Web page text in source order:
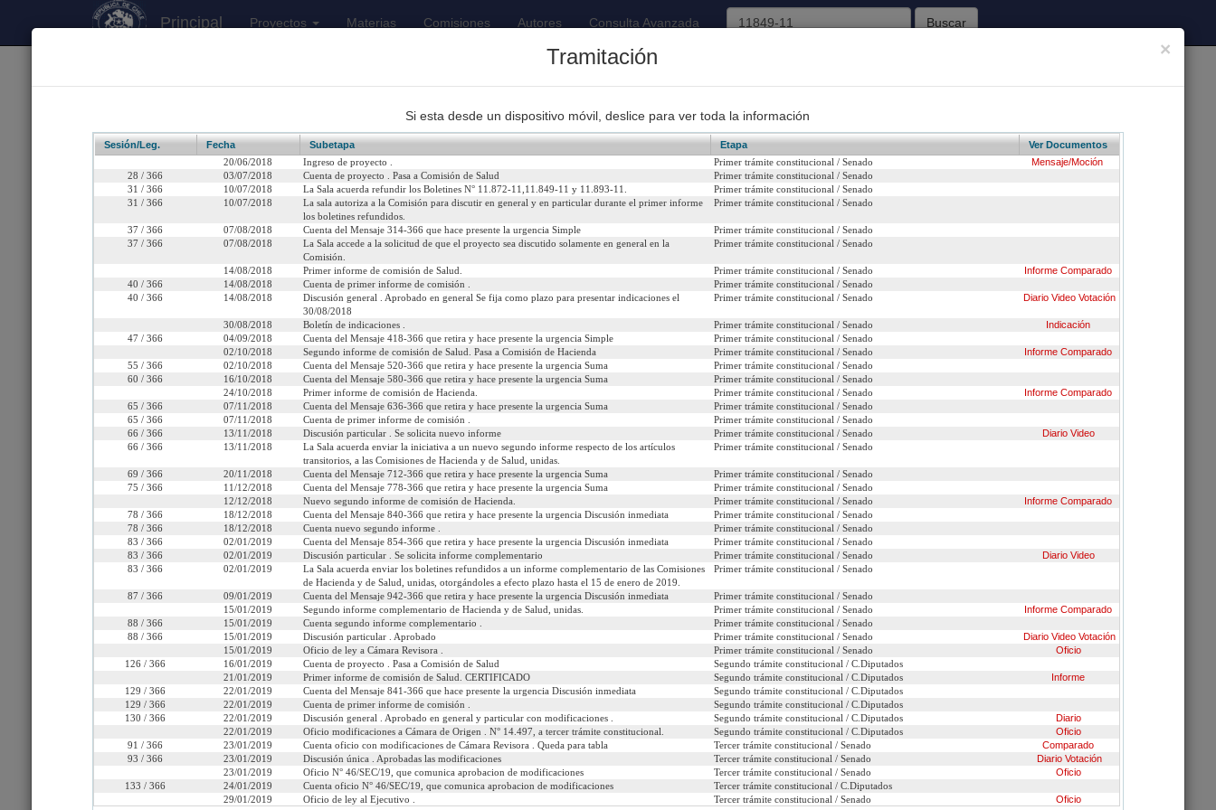
Principal Proyectos Materias Comisiones Autores Consulta Avanzada Buscar
Proyectos Iniciados 2026 170 Proyectos de Ley Despachados 93 Sesiones Celebradas 62
Boletín 11849-11
Título: Modifica la ley N° 19.451, con el objeto de incentivar la donación de órganos.
Fecha de Ingreso: Miércoles 20 de Junio, 2018 Urgencia Actual: Sin urgencia
Cámara de Origen: Senado Iniciativa: Moción
Tipo de Proyecto: Proyecto de ley Refundido: (Refundido con: 11849-11 *matriz* / 11872-11 / 11893-11 )
Etapa: Tramitación terminada
Ley N° 21.145 (Diario Oficial del 12/03/2019)
Link para compartir: http://www.senado.cl/appsenado/templates/tramitacion/index.php?boletin_ini=11849-11
Seleccione la información que desea ver:
Tramitación Informes Oficios Indicaciones Comparados Urgencias Autores Materias Presentaciones ante Comisión
×
Tramitación
Si esta desde un dispositivo móvil, deslice para ver toda la información
Sesión/Leg. Fecha Subetapa Etapa
Ver Documentos
20/06/2018
Ingreso de proyecto . Primer trámite constitucional / Senado
Mensaje/Moción
28 / 366
03/07/2018 Cuenta de proyecto . Pasa a Comisión de Salud
Primer trámite constitucional / Senado
31 / 366
10/07/2018 La Sala acuerda refundir los Boletines N° 11.872-11,11.849-11 y 11.893-11.
Primer trámite constitucional / Senado
31 / 366
10/07/2018
La sala autoriza a la Comisión para discutir en general y en particular durante el primer informe
los boletines refundidos.
Primer trámite constitucional / Senado
37 / 366 07/08/2018 Cuenta del Mensaje 314-366 que hace presente la urgencia Simple
Primer trámite constitucional / Senado
37 / 366
07/08/2018
La Sala accede a la solicitud de que el proyecto sea discutido solamente en general en la
Comisión.
Primer trámite constitucional / Senado
14/08/2018 Primer informe de comisión de Salud. Primer trámite constitucional / Senado Informe Comparado
40 / 366
14/08/2018 Cuenta de primer informe de comisión .
Primer trámite constitucional / Senado
40 / 366
14/08/2018
Discusión general . Aprobado en general Se fija como plazo para presentar indicaciones el
30/08/2018
Primer trámite constitucional / Senado Diario Video Votación
30/08/2018 Boletín de indicaciones . Primer trámite constitucional / Senado
Indicación
47 / 366
04/09/2018 Cuenta del Mensaje 418-366 que retira y hace presente la urgencia Simple
Primer trámite constitucional / Senado
02/10/2018
Segundo informe de comisión de Salud. Pasa a Comisión de Hacienda Primer trámite constitucional / Senado Informe Comparado
55 / 366
02/10/2018 Cuenta del Mensaje 520-366 que retira y hace presente la urgencia Suma
Primer trámite constitucional / Senado
60 / 366
16/10/2018 Cuenta del Mensaje 580-366 que retira y hace presente la urgencia Suma
Primer trámite constitucional / Senado
24/10/2018
Primer informe de comisión de Hacienda. Primer trámite constitucional / Senado Informe Comparado
65 / 366
07/11/2018 Cuenta del Mensaje 636-366 que retira y hace presente la urgencia Suma
Primer trámite constitucional / Senado
65 / 366
07/11/2018 Cuenta de primer informe de comisión .
Primer trámite constitucional / Senado
66 / 366
13/11/2018 Discusión particular . Se solicita nuevo informe Primer trámite constitucional / Senado Diario Video
66 / 366
13/11/2018
La Sala acuerda enviar la iniciativa a un nuevo segundo informe respecto de los artículos
transitorios, a las Comisiones de Hacienda y de Salud, unidas.
Primer trámite constitucional / Senado
69 / 366 20/11/2018 Cuenta del Mensaje 712-366 que retira y hace presente la urgencia Suma
Primer trámite constitucional / Senado
75 / 366
11/12/2018 Cuenta del Mensaje 778-366 que retira y hace presente la urgencia Suma
Primer trámite constitucional / Senado
12/12/2018
Nuevo segundo informe de comisión de Hacienda. Primer trámite constitucional / Senado Informe Comparado
78 / 366
18/12/2018 Cuenta del Mensaje 840-366 que retira y hace presente la urgencia Discusión inmediata
Primer trámite constitucional / Senado
78 / 366
18/12/2018 Cuenta nuevo segundo informe .
Primer trámite constitucional / Senado
83 / 366
02/01/2019 Cuenta del Mensaje 854-366 que retira y hace presente la urgencia Discusión inmediata
Primer trámite constitucional / Senado
83 / 366
02/01/2019 Discusión particular . Se solicita informe complementario Primer trámite constitucional / Senado Diario Video
83 / 366
02/01/2019
La Sala acuerda enviar los boletines refundidos a un informe complementario de las Comisiones
de Hacienda y de Salud, unidas, otorgándoles a efecto plazo hasta el 15 de enero de 2019.
Primer trámite constitucional / Senado
87 / 366 09/01/2019 Cuenta del Mensaje 942-366 que retira y hace presente la urgencia Discusión inmediata
Primer trámite constitucional / Senado
15/01/2019
Segundo informe complementario de Hacienda y de Salud, unidas. Primer trámite constitucional / Senado Informe Comparado
88 / 366
15/01/2019 Cuenta segundo informe complementario .
Primer trámite constitucional / Senado
88 / 366
15/01/2019 Discusión particular . Aprobado Primer trámite constitucional / Senado Diario Video Votación
15/01/2019
Oficio de ley a Cámara Revisora . Primer trámite constitucional / Senado
Oficio
126 / 366
16/01/2019 Cuenta de proyecto . Pasa a Comisión de Salud
Segundo trámite constitucional / C.Diputados
21/01/2019
Primer informe de comisión de Salud. CERTIFICADO Segundo trámite constitucional / C.Diputados
Informe
129 / 366
22/01/2019 Cuenta del Mensaje 841-366 que hace presente la urgencia Discusión inmediata
Segundo trámite constitucional / C.Diputados
129 / 366
22/01/2019 Cuenta de primer informe de comisión .
Segundo trámite constitucional / C.Diputados
130 / 366
22/01/2019 Discusión general . Aprobado en general y particular con modificaciones . Segundo trámite constitucional / C.Diputados
Diario
22/01/2019
Oficio modificaciones a Cámara de Origen . N° 14.497, a tercer trámite constitucional. Segundo trámite constitucional / C.Diputados
Oficio
91 / 366
23/01/2019 Cuenta oficio con modificaciones de Cámara Revisora . Queda para tabla Tercer trámite constitucional / Senado
Comparado
93 / 366
23/01/2019 Discusión única . Aprobadas las modificaciones Tercer trámite constitucional / Senado Diario Votación
23/01/2019
Oficio N° 46/SEC/19, que comunica aprobacion de modificaciones Tercer trámite constitucional / Senado
Oficio
133 / 366
24/01/2019 Cuenta oficio N° 46/SEC/19, que comunica aprobacion de modificaciones
Tercer trámite constitucional / C.Diputados
29/01/2019
Oficio de ley al Ejecutivo . Tercer trámite constitucional / Senado Oficio